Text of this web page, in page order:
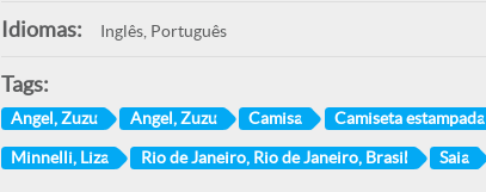
Idiomas: Inglês, Português
Tags:
Angel, Zuzu Angel, Zuzu Camisa Camiseta estampada
Minnelli, Liza Rio de Janeiro, Rio de Janeiro, Brasil Saia